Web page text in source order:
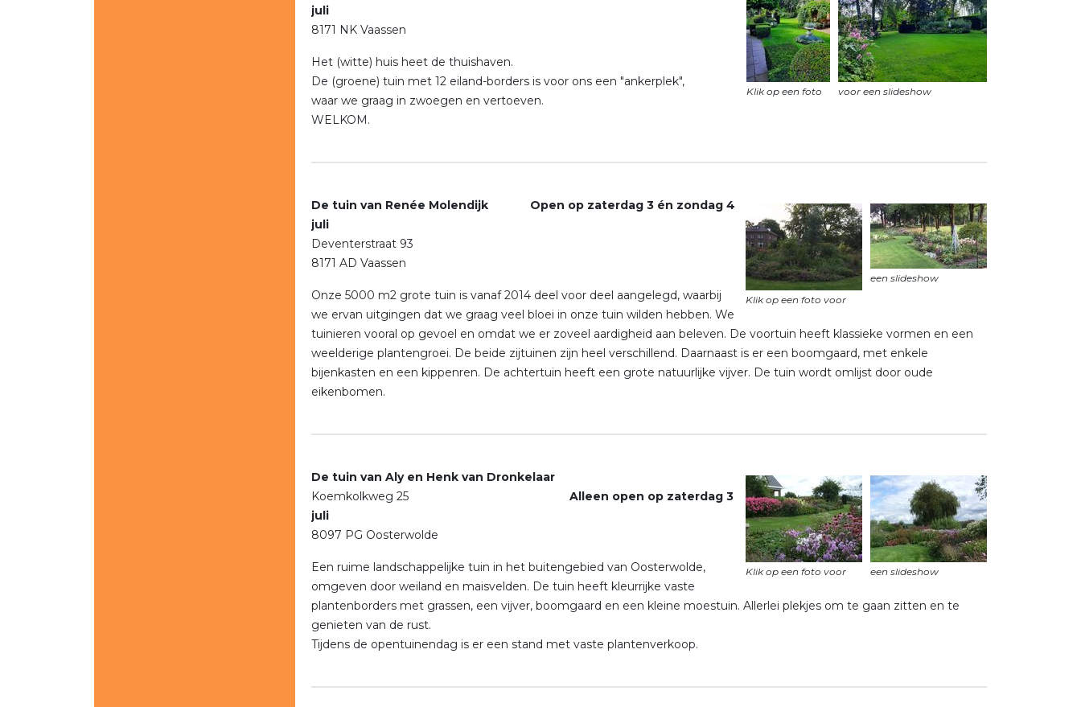
juli
8171 NK Vaassen
Het (witte) huis heet de thuishaven.
De (groene) tuin met 12 eiland-borders is voor ons een "ankerplek",
waar we graag in zwoegen en vertoeven.
WELKOM.
De tuin van Renée Molendijk
Open op zaterdag 3 én zondag 4
juli
Deventerstraat 93
8171 AD Vaassen
Onze 5000 m2 grote tuin is vanaf 2014 deel voor deel aangelegd, waarbij
we ervan uitgingen dat we graag veel bloei in onze tuin wilden hebben. We
tuinieren vooral op gevoel en omdat we er zoveel aardigheid aan beleven. De voortuin heeft klassieke vormen en een
weelderige plantengroei. De beide zijtuinen zijn heel verschillend. Daarnaast is er een boomgaard, met enkele
bijenkasten en een kippenren. De achtertuin heeft een grote natuurlijke vijver. De tuin wordt omlijst door oude
eikenbomen.
De tuin van Aly en Henk van Dronkelaar
Koemkolkweg 25 Alleen open op zaterdag 3
juli
8097 PG Oosterwolde
Een ruime landschappelijke tuin in het buitengebied van Oosterwolde,
omgeven door weiland en maisvelden. De tuin heeft kleurrijke vaste
plantenborders met grassen, een vijver, boomgaard en een kleine moestuin. Allerlei plekjes om te gaan zitten en te
genieten van de rust.
Tijdens de opentuinendag is er een stand met vaste plantenverkoop.